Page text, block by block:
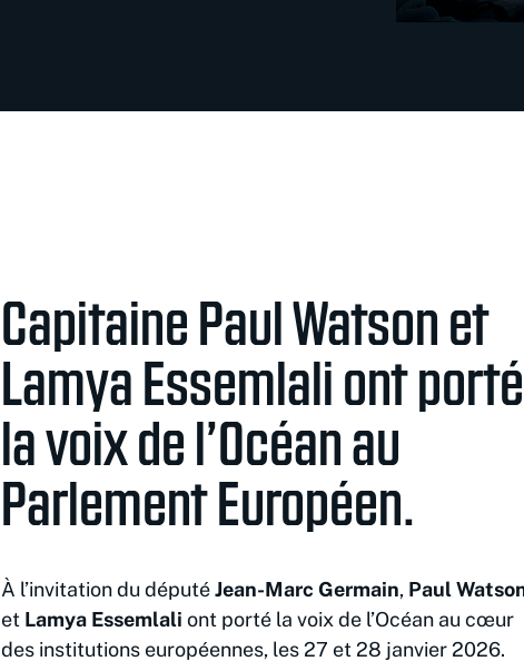
Capitaine Paul Watson et
Lamya Essemlali ont porté
la voix de l’Océan au
Parlement Européen.
À l’invitation du députéJean-Marc Germain, Paul
et Lamya Essemlali ont porté la voix de l’Océan au cœur
des institutions européennes, les 27 et 28 janvier 2026.